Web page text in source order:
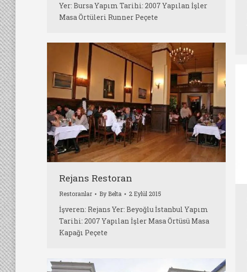
Yer: Bursa Yapım Tarihi: 2007 Yapılan İşler
Masa Örtüleri Runner Peçete
Rejans Restoran
Restoranlar By Belta 2 Eylül 2015
İşveren: Rejans Yer: Beyoğlu İstanbul Yapım
Tarihi: 2007 Yapılan İşler Masa Örtüsü Masa
Kapağı Peçete